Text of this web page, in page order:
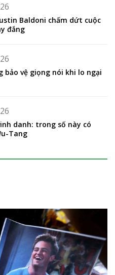
Baldoni chấm dứt cuộc
đắng
bảo vệ giọng nói khi lo ngại
danh: trong số này có
Tang